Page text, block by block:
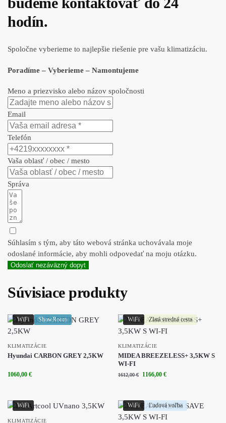
hodín.
Spoločne vyberieme to najlepšie riešenie pre vašu klimatizáciu.
Poradíme – Vyberieme – Namontujeme
Meno a priezvisko alebo názov spoločnosti
Email
Telefón
Vaša oblasť / obec / mesto
Správa
Súhlasím s tým, aby táto webová stránka uchovávala moje
odoslané informácie, aby mohli odpovedať na moju otázku.
Odoslať nezáväzný dopyt
Súvisiace produkty
WiFi ShowRoom
KLIMATIZÁCIE
Hyundai CARBON GREY 2,5KW
1060,00 €
WiFi Zlatá stredná cesta
KLIMATIZÁCIE
MIDEA BREEZELESS+ 3,5KW S
WI-FI
1612,00€ 1166,00 €
WiFi
KLIMATIZÁCIE
WiFi Ľudová voľba